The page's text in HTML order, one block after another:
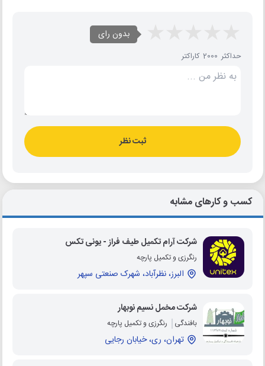
بدون رای
حداکثر 2000 کاراکتر
ثبت نظر
کسب و کارهای مشابه
شرکت آرام تکمیل طیف فراز - یونی تکس
رنگرزی و تکمیل پارچه
البرز، نظرآباد، شهرک صنعتی سپهر
شرکت مخمل نسیم نوبهار
بافندگی رنگرزی و تکمیل پارچه
تهران، ری، خیابان رجایی